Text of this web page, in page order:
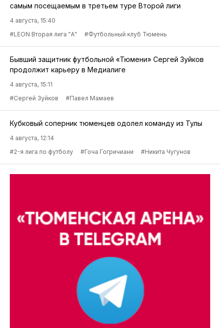
самым посещаемым в третьем туре Второй лиги
4 августа, 15:40
#LEON Вторая лига "А"
#Футбольный клуб Тюмень
Бывший защитник футбольной «Тюмени» Сергей Зуйков
продолжит карьеру в Медиалиге
4 августа, 15:11
#Сергей Зуйков
#Павел Мамаев
Кубковый соперник тюменцев одолел команду из Тулы
4 августа, 12:14
#2-я лига по футболу
#Гоча Гогричиани #Никита Чугунов